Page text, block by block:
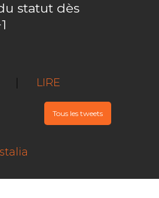
statut dès
LIRE
Tous les tweets